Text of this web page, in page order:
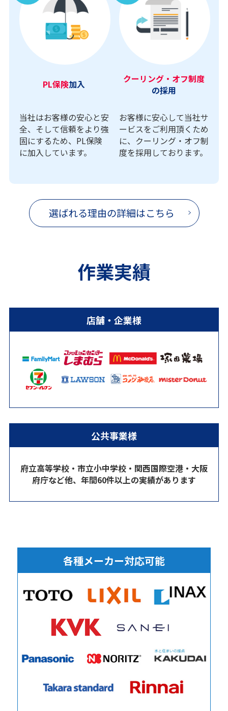
PL保険加入
当社はお客様の安心と安
全、そして信頼をより強
固にするため、PL保険
に加入しています。
クーリング・オフ制度
の採用
お客様に安心して当社サ
ービスをご利用頂くため
に、クーリング・オフ制
度を採用しております。
選ばれる理由の詳細はこちら
作業実績
店舗・企業様
公共事業様
府立高等学校・市立小中学校・関西国際空港・大阪
府庁など他、年間60件以上の実績があります
各種メーカー対応可能